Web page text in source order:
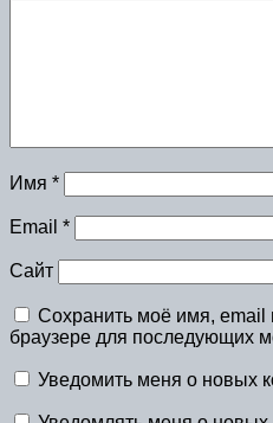
Имя *
Email *
Сайт
Сохранить моё имя, email
браузере для последующих
Уведомить меня о новых